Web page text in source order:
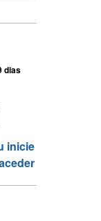
dias
inicie